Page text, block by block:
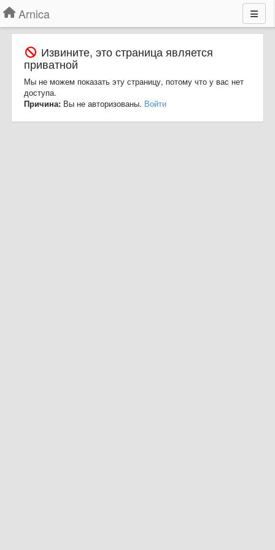
Arnica
Извините, это страница является
приватной
Мы не можем показать эту страницу, потому что у вас нет
доступа.
Причина: Вы не авторизованы. Войти